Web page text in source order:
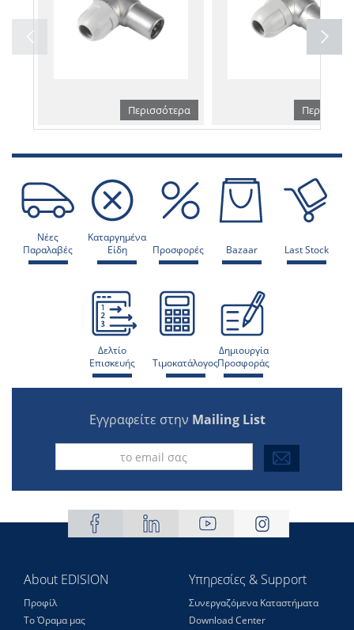
Περισσότερα
Νέες
Παραλαβές
Καταργημένα
Είδη
Προσφορές Bazaar Last Stock
Δελτίο
Επισκευής
Τιμοκατάλογος
Δημιουργία
Προσφοράς
Εγγραφείτε στην Mailing List
About EDISION
Προφίλ
Το Όραμα μας
Υπηρεσίες & Support
Συνεργαζόμενα Καταστήματα
Download Center